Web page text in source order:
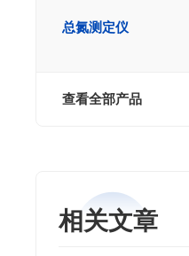
总氮测定仪
查看全部产品
相关文章